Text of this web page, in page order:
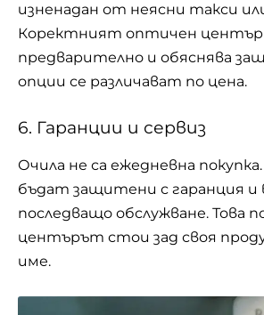
изненадан от неясни такси
Коректният оптичен център
предварително и обяснява
опции се различават по цена.
6. Гаранции и сервиз
Очила не са ежедневна
бъдат защитени с гаранция и
последващо обслужване. Това
центърът стои зад своя
име.